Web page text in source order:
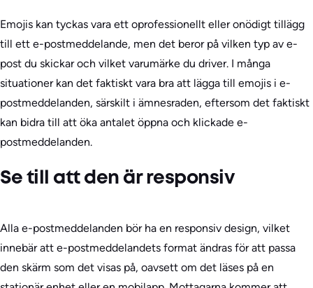
Emojis kan tyckas vara ett oprofessionellt eller onödigt tillägg
till ett e-postmeddelande, men det beror på vilken typ av e-
post du skickar och vilket varumärke du driver. I många
situationer kan det faktiskt vara bra att lägga till emojis i e-
postmeddelanden, särskilt i ämnesraden, eftersom det faktiskt
kan bidra till att öka antalet öppna och klickade e-
postmeddelanden.
Se till att den är responsiv
Alla e-postmeddelanden bör ha en responsiv design, vilket
innebär att e-postmeddelandets format ändras för att passa
den skärm som det visas på, oavsett om det läses på en